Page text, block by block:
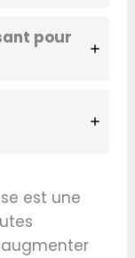
pour
est une